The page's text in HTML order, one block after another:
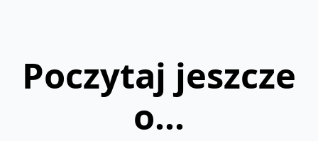
Poczytaj jeszcze
o...